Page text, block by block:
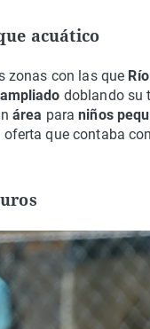
acuático
zonas con las que
ampliado doblando su
área paraniños
que contaba